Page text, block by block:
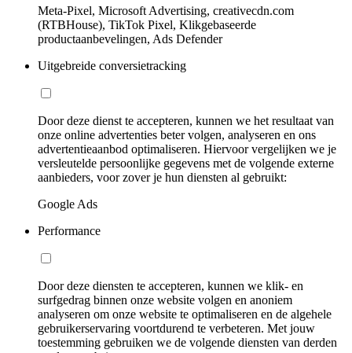
Meta-Pixel, Microsoft Advertising, creativecdn.com
(RTBHouse), TikTok Pixel, Klikgebaseerde
productaanbevelingen, Ads Defender
Uitgebreide conversietracking
Door deze dienst te accepteren, kunnen we het resultaat van
onze online advertenties beter volgen, analyseren en ons
advertentieaanbod optimaliseren. Hiervoor vergelijken we je
versleutelde persoonlijke gegevens met de volgende externe
aanbieders, voor zover je hun diensten al gebruikt:
Google Ads
Performance
Door deze diensten te accepteren, kunnen we klik- en
surfgedrag binnen onze website volgen en anoniem
analyseren om onze website te optimaliseren en de algehele
gebruikerservaring voortdurend te verbeteren. Met jouw
toestemming gebruiken we de volgende diensten van derden